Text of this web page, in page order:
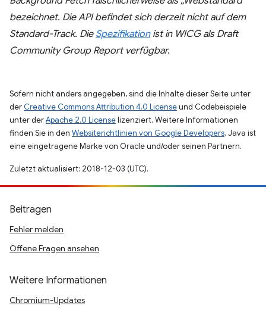
bezeichnet. Die API befindet sich derzeit nicht auf dem
Standard-Track. Die Spezifikationist in WICG als Draft
Community Group Report verfügbar.
Sofern nicht anders angegeben, sind die Inhalte dieser Seite unter
der Creative Commons Attribution 4.0 Licenseund Codebeispiele
unter derApache 2.0 Licenselizenziert. Weitere Informationen
finden Sie in den Websiterichtlinien von Google Developers. Java ist
eine eingetragene Marke von Oracle und/oder seinen Partnern.
Zuletzt aktualisiert: 2018-12-03 (UTC).
Beitragen
Fehler melden
Offene Fragen ansehen
Weitere Informationen
Chromium-Updates